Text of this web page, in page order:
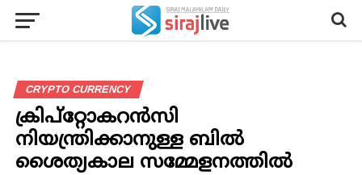
CRYPTO CURRENCY
ക്രിപ്‌റ്റോകറന്‍സി
നിയന്ത്രിക്കാനുള്ള ബില്‍
ശൈത്യകാല സമ്മേളനത്തില്‍